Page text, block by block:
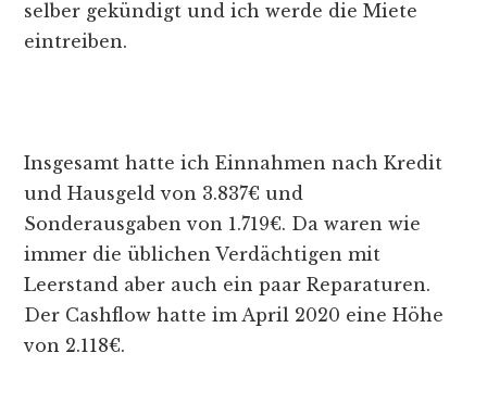
selber gekündigt und ich werde die Miete
eintreiben.
Insgesamt hatte ich Einnahmen nach Kredit
und Hausgeld von 3.837€ und
Sonderausgaben von 1.719€. Da waren wie
immer die üblichen Verdächtigen mit
Leerstand aber auch ein paar Reparaturen.
Der Cashflow hatte im April 2020 eine Höhe
von 2.118€.